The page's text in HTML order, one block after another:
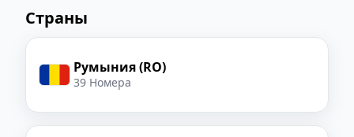
Страны
Румыния (RO)
39 Номера